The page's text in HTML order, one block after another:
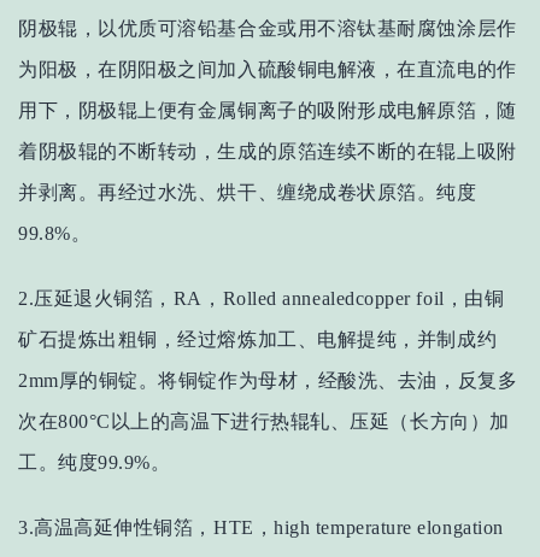
阴极辊，以优质可溶铅基合金或用不溶钛基耐腐蚀涂层作
为阳极，在阴阳极之间加入硫酸铜电解液，在直流电的作
用下，阴极辊上便有金属铜离子的吸附形成电解原箔，随
着阴极辊的不断转动，生成的原箔连续不断的在辊上吸附
并剥离。再经过水洗、烘干、缠绕成卷状原箔。纯度
99.8%。
2.压延退火铜箔，RA，Rolled annealedcopper foil，由铜
矿石提炼出粗铜，经过熔炼加工、电解提纯，并制成约
2mm厚的铜锭。将铜锭作为母材，经酸洗、去油，反复多
次在800°C以上的高温下进行热辊轧、压延（长方向）加
工。纯度99.9%。
3.高温高延伸性铜箔，HTE，high temperature elongation